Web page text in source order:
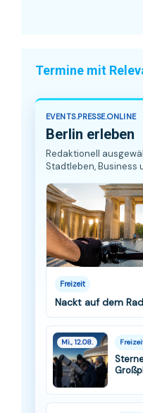
Termine mit
EVENTS.PRESSE.ONLINE
Berlin erleben
Redaktionell
Stadtleben, Business
Freizeit
Nackt auf dem
Mi., 12.08.